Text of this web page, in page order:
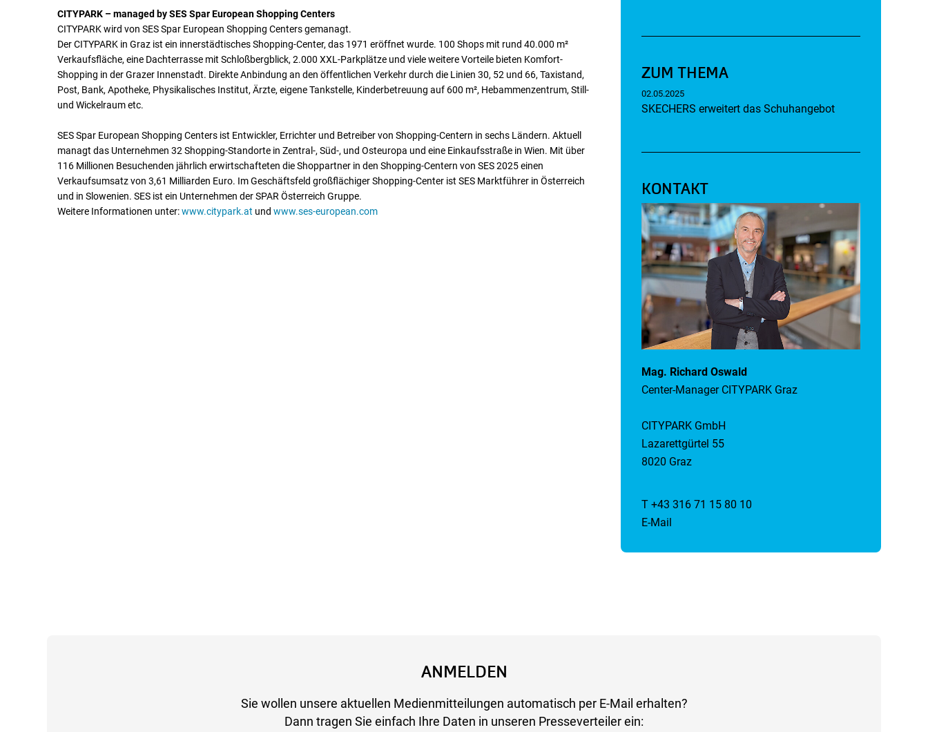
CITYPARK – managed by SES Spar European Shopping Centers
CITYPARK wird von SES Spar European Shopping Centers gemanagt.
Der CITYPARK in Graz ist ein innerstädtisches Shopping-Center, das 1971 eröffnet wurde. 100 Shops mit rund 40.000 m²
Verkaufsfläche, eine Dachterrasse mit Schloßbergblick, 2.000 XXL-Parkplätze und viele weitere Vorteile bieten Komfort-
Shopping in der Grazer Innenstadt. Direkte Anbindung an den öffentlichen Verkehr durch die Linien 30, 52 und 66, Taxistand,
Post, Bank, Apotheke, Physikalisches Institut, Ärzte, eigene Tankstelle, Kinderbetreuung auf 600 m², Hebammenzentrum, Still-
und Wickelraum etc.
SES Spar European Shopping Centers ist Entwickler, Errichter und Betreiber von Shopping-Centern in sechs Ländern. Aktuell
managt das Unternehmen 32 Shopping-Standorte in Zentral-, Süd-, und Osteuropa und eine Einkaufsstraße in Wien. Mit über
116 Millionen Besuchenden jährlich erwirtschafteten die Shoppartner in den Shopping-Centern von SES 2025 einen
Verkaufsumsatz von 3,61 Milliarden Euro. Im Geschäftsfeld großflächiger Shopping-Center ist SES Marktführer in Österreich
und in Slowenien. SES ist ein Unternehmen der SPAR Österreich Gruppe.
Weitere Informationen unter:www.citypark.at und www.ses-european.com
ZUM THEMA
02.05.2025
SKECHERS erweitert das Schuhangebot
KONTAKT
Mag. Richard Oswald
Center-Manager CITYPARK Graz
CITYPARK GmbH
Lazarettgürtel 55
8020 Graz
T +43 316 71 15 80 10
E-Mail
ANMELDEN
Sie wollen unsere aktuellen Medienmitteilungen automatisch per E-Mail erhalten?
Dann tragen Sie einfach Ihre Daten in unseren Presseverteiler ein: